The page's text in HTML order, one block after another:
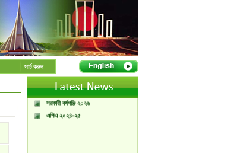
সার্চ করুন
A Handbook of
Government Press
Citizen Charter of
Bangladesh Government
Press
সরকারী বর্ষপঞ্জি ২০২৬
এপিএ ২০২৪-২৫